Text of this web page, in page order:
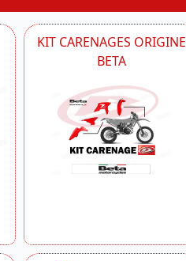
KIT CARENAGES ORIGINE
BETA